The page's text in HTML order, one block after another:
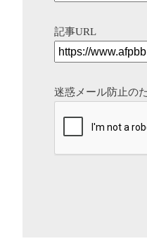
記事URL
迷惑メール防止の